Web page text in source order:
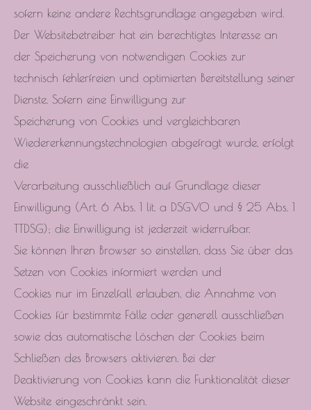
sofern keine andere Rechtsgrundlage angegeben wird.
Der Websitebetreiber hat ein berechtigtes Interesse an
der Speicherung von notwendigen Cookies zur
technisch fehlerfreien und optimierten Bereitstellung seiner
Dienste. Sofern eine Einwilligung zur
Speicherung von Cookies und vergleichbaren
Wiedererkennungstechnologien abgefragt wurde, erfolgt
die
Verarbeitung ausschließlich auf Grundlage dieser
Einwilligung (Art. 6 Abs. 1 lit. a DSGVO und § 25 Abs. 1
TTDSG); die Einwilligung ist jederzeit widerrufbar.
Sie können Ihren Browser so einstellen, dass Sie über das
Setzen von Cookies informiert werden und
Cookies nur im Einzelfall erlauben, die Annahme von
Cookies für bestimmte Fälle oder generell ausschließen
sowie das automatische Löschen der Cookies beim
Schließen des Browsers aktivieren. Bei der
Deaktivierung von Cookies kann die Funktionalität dieser
Website eingeschränkt sein.